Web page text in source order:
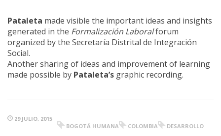
Pataleta made visible the important ideas and insights
generated in the Formalización Laboralforum
organized by the Secretaría Distrital de Integración
Social.
Another sharing of ideas and improvement of learning
made possible by Pataleta’s graphic recording.
29 JULIO, 2015
BOGOTÁ HUMANA
COLOMBIA DESARROLLO